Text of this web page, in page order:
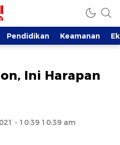
Pendidikan Keamanan
Ini Harapan
- 10:39 10:39 am